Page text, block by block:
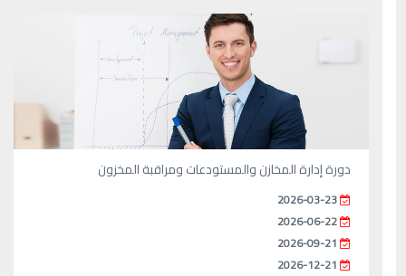
دورة إدارة المخازن والمستودعات ومراقبة المخزون
2026-03-23
2026-06-22
2026-09-21
2026-12-21